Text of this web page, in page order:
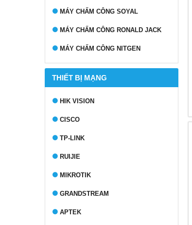
MÁY CHẤM CÔNG SOYAL
MÁY CHẤM CÔNG RONALD JACK
MÁY CHẤM CÔNG NITGEN
THIẾT BỊ MẠNG
HIK VISION
CISCO
TP-LINK
RUIJIE
MIKROTIK
GRANDSTREAM
APTEK